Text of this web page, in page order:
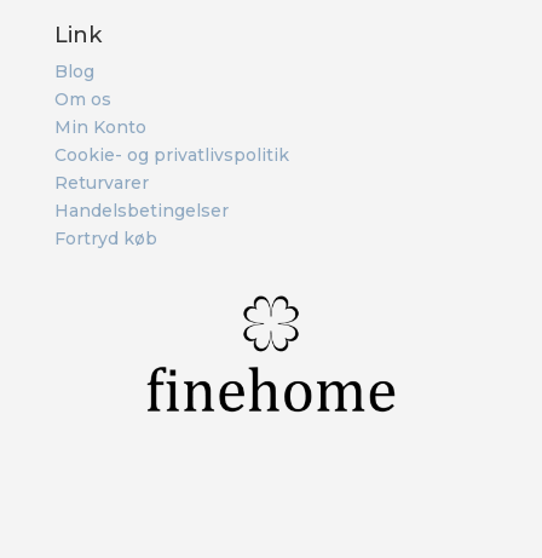
Link
Blog
Om os
Min Konto
Cookie- og privatlivspolitik
Returvarer
Handelsbetingelser
Fortryd køb